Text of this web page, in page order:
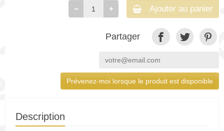
Ajouter au panier
Partager
Prévenez-moi lorsque le produit est disponible
Description